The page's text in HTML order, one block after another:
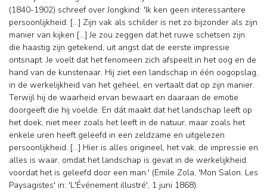
(1840-1902) schreef over Jongkind: 'Ik ken geen interessantere
persoonlijkheid. […] Zijn vak als schilder is net zo bijzonder als zijn
manier van kijken […] Je zou zeggen dat het ruwe schetsen zijn
die haastig zijn getekend, uit angst dat de eerste impressie
ontsnapt. Je voelt dat het fenomeen zich afspeelt in het oog en de
hand van de kunstenaar. Hij ziet een landschap in één oogopslag,
in de werkelijkheid van het geheel, en vertaalt dat op zijn manier.
Terwijl hij de waarheid ervan bewaart en daaraan de emotie
doorgeeft die hij voelde. En dát maakt dat het landschap leeft op
het doek, niet meer zoals het leeft in de natuur, maar zoals het
enkele uren heeft geleefd in een zeldzame en uitgelezen
persoonlijkheid. […] Hier is alles origineel, het vak, de impressie en
alles is waar, omdat het landschap is gevat in de werkelijkheid
voordat het is geleefd door een man.' (Emile Zola, 'Mon Salon. Les
Paysagistes' in: 'L'Événement illustré', 1 juni 1868).